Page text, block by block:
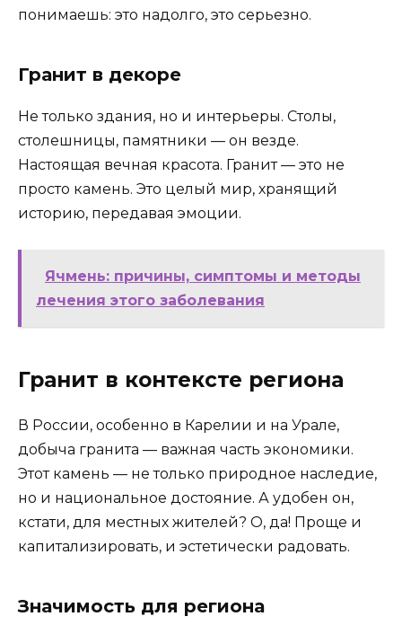
понимаешь: это надолго, это серьезно.
Гранит в декоре
Не только здания, но и интерьеры. Столы,
столешницы, памятники — он везде.
Настоящая вечная красота. Гранит — это не
просто камень. Это целый мир, хранящий
историю, передавая эмоции.
Ячмень: причины, симптомы и методы
лечения этого заболевания
Гранит в контексте региона
В России, особенно в Карелии и на Урале,
добыча гранита — важная часть экономики.
Этот камень — не только природное наследие,
но и национальное достояние. А удобен он,
кстати, для местных жителей? О, да! Проще и
капитализировать, и эстетически радовать.
Значимость для региона